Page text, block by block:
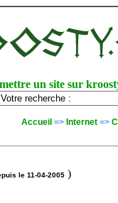
un site sur
Accueil => Internet =>
le 11-04-2005 )